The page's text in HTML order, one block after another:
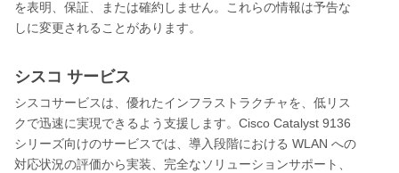
を表明、保証、または確約しません。これらの情報は予告な
しに変更されることがあります。
シスコ サービス
シスコサービスは、優れたインフラストラクチャを、低リス
クで迅速に実現できるよう支援します。 Cisco Catalyst 9136
シリーズ向けのサービスでは、導入段階における WLAN への
対応状況の評価から実装、完全なソリューションサポート、